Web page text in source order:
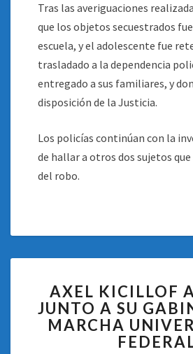
Tras las averiguaciones
que los objetos secuestrados
escuela, y el adolescente fue
trasladado a la dependencia
entregado a sus familiares, y
disposición de la Justicia.
Los policías continúan con la
de hallar a otros dos sujetos
del robo.
A
AXEL KICILLOF
JUNTO A SU
MARCHA